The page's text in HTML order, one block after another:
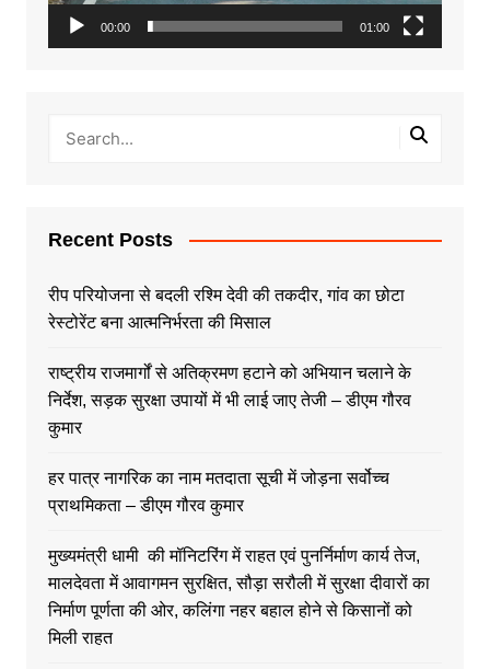
00:00 01:00
Recent Posts
रीप परियोजना से बदली रश्मि देवी की तकदीर, गांव का छोटा
रेस्टोरेंट बना आत्मनिर्भरता की मिसाल
राष्ट्रीय राजमार्गों से अतिक्रमण हटाने को अभियान चलाने के
निर्देश, सड़क सुरक्षा उपायों में भी लाई जाए तेजी – डीएम गौरव
कुमार
हर पात्र नागरिक का नाम मतदाता सूची में जोड़ना सर्वोच्च
प्राथमिकता – डीएम गौरव कुमार
मुख्यमंत्री धामी की मॉनिटरिंग में राहत एवं पुनर्निर्माण कार्य तेज,
मालदेवता में आवागमन सुरक्षित, सौड़ा सरौली में सुरक्षा दीवारों का
निर्माण पूर्णता की ओर, कलिंगा नहर बहाल होने से किसानों को
मिली राहत